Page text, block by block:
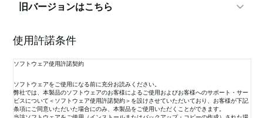
旧バージョンはこちら
1.0.5
使用許諾条件
ソフトウェア使用許諾契約
ソフトウェアをご使用になる前に充分お読みください。
弊社では、本製品のソフトウェアのお客様によるご使用およびお客様へのサポート・サー
ビスについて＜ソフトウェア使用許諾契約＞を設けさせていただいており、お客様が下記
条項にご同意いただいた場合にのみ、本製品をご使用いただくことができます。